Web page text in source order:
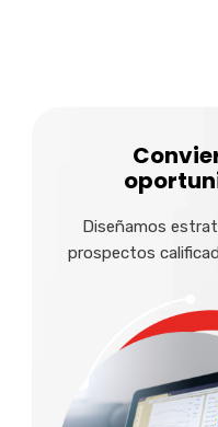
Diseñamos
prospectos